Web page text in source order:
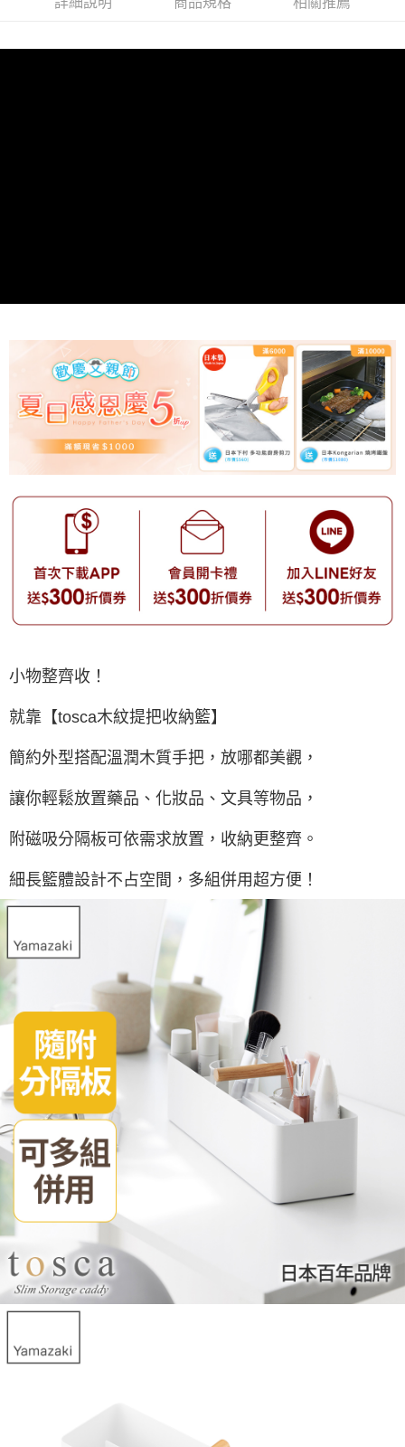
小物整齊收！
就靠【tosca木紋提把收納籃】
簡約外型搭配溫潤木質手把，放哪都美觀，
讓你輕鬆放置藥品、化妝品、文具等物品，
附磁吸分隔板可依需求放置，收納更整齊。
細長籃體設計不占空間，多組併用超方便！